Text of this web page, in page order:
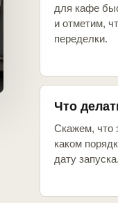
для кафе
и отметим,
переделки.
Что
Скажем, что
каком
дату запуска.